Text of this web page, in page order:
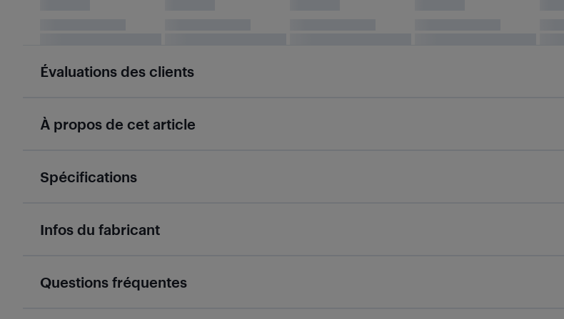
Évaluations des clients
À propos de cet article
Spécifications
Infos du fabricant
Questions fréquentes